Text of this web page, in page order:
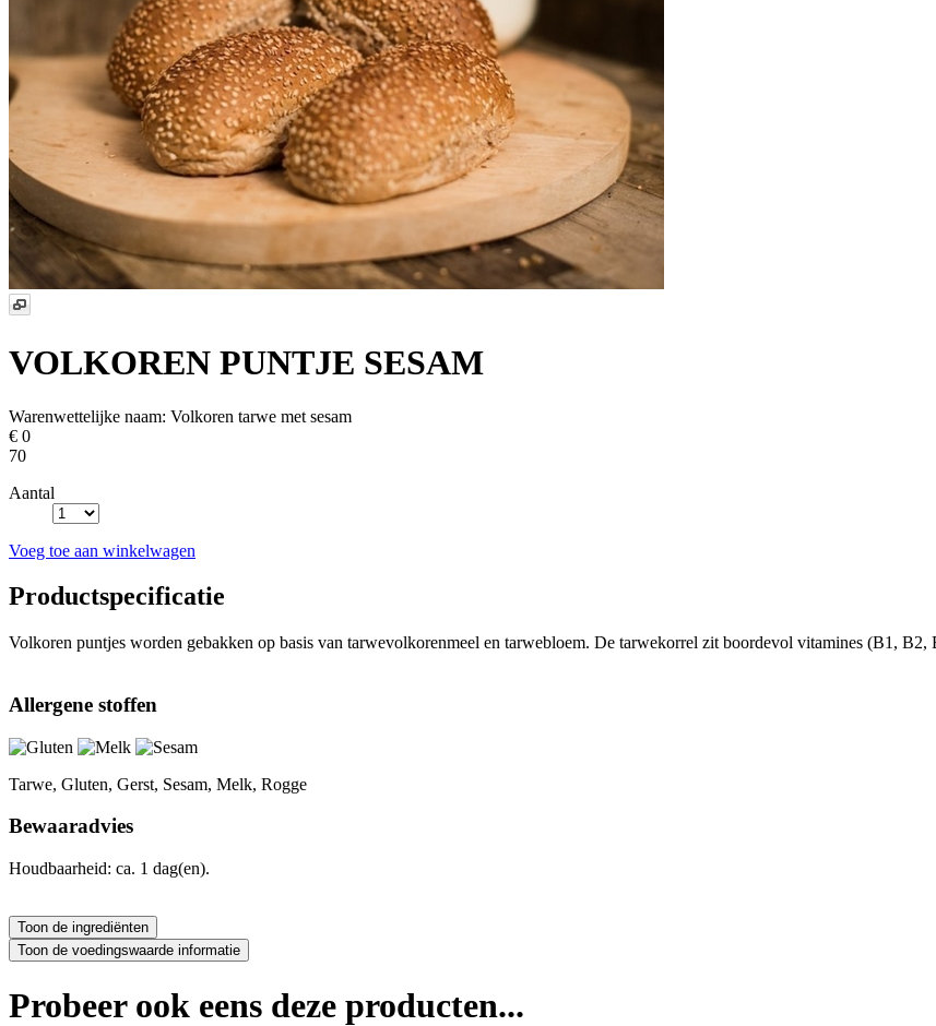
VOLKOREN PUNTJE SESAM
Warenwettelijke naam: Volkoren tarwe met sesam
€ 0
70
Aantal
Voeg toe aan winkelwagen
Productspecificatie
Volkoren puntjes worden gebakken op basis van tarwevolkorenmeel en tarwebloem. De tarwekorrel zit boordevol vitamines (B1, B2,
Allergene stoffen
Tarwe, Gluten, Gerst, Sesam, Melk, Rogge
Bewaaradvies
Houdbaarheid: ca. 1 dag(en).
Probeer ook eens deze producten...